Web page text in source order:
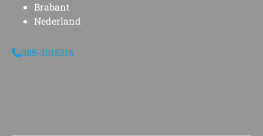
Brabant
Nederland
085-3015216